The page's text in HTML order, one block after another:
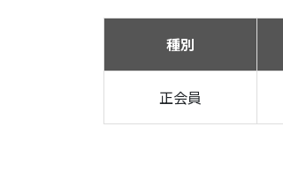
種別
正会員